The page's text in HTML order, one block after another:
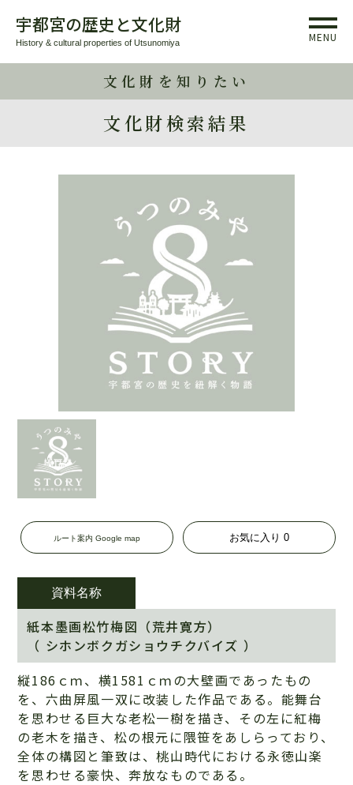
宇都宮の歴史と文化財
History & cultural properties of Utsunomiya MENU
文化財を知りたい
文化財検索結果
ルート案内 Google map
資料名称
紙本墨画松竹梅図（荒井寛方）
（ シホンボクガショウチクバイズ ）
縦186ｃｍ、横1581ｃｍの大壁画であったもの
を、六曲屏風一双に改装した作品である。能舞台
を思わせる巨大な老松一樹を描き、その左に紅梅
の老木を描き、松の根元に隈笹をあしらっており、
全体の構図と筆致は、桃山時代における永徳山楽
を思わせる豪快、奔放なものである。
お気に入り 0